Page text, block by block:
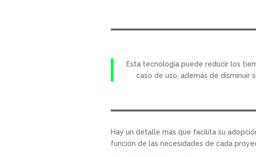
Esta tecnología puede reducir los
caso de uso, además de disminuir
Hay un detalle más que facilita su
función de las necesidades de cada